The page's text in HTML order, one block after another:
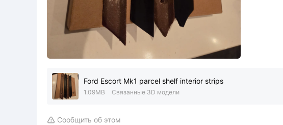
Ford Escort Mk1 parcel shelf interior strips
1.09MB Связанные 3D модели
 Сообщить об этом